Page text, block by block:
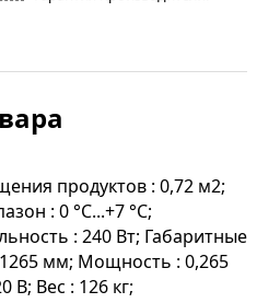
продуктов : 0,72 м2;
: 0 °C...+7 °C;
: 240 Вт; Габаритные
мм; Мощность : 0,265
В; Вес : 126 кг;